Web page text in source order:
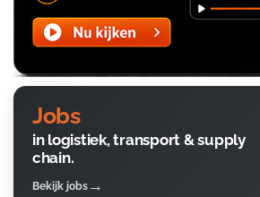
Jobs
in logistiek, transport & supply
chain.
Bekijk jobs